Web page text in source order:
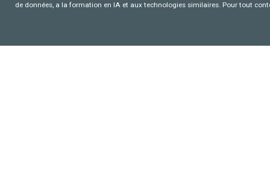
de données, a la formation en IA et aux technologies similaires. Pour tout